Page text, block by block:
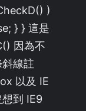
)
} } 這是
因為不
線註
以及 IE
到 IE9